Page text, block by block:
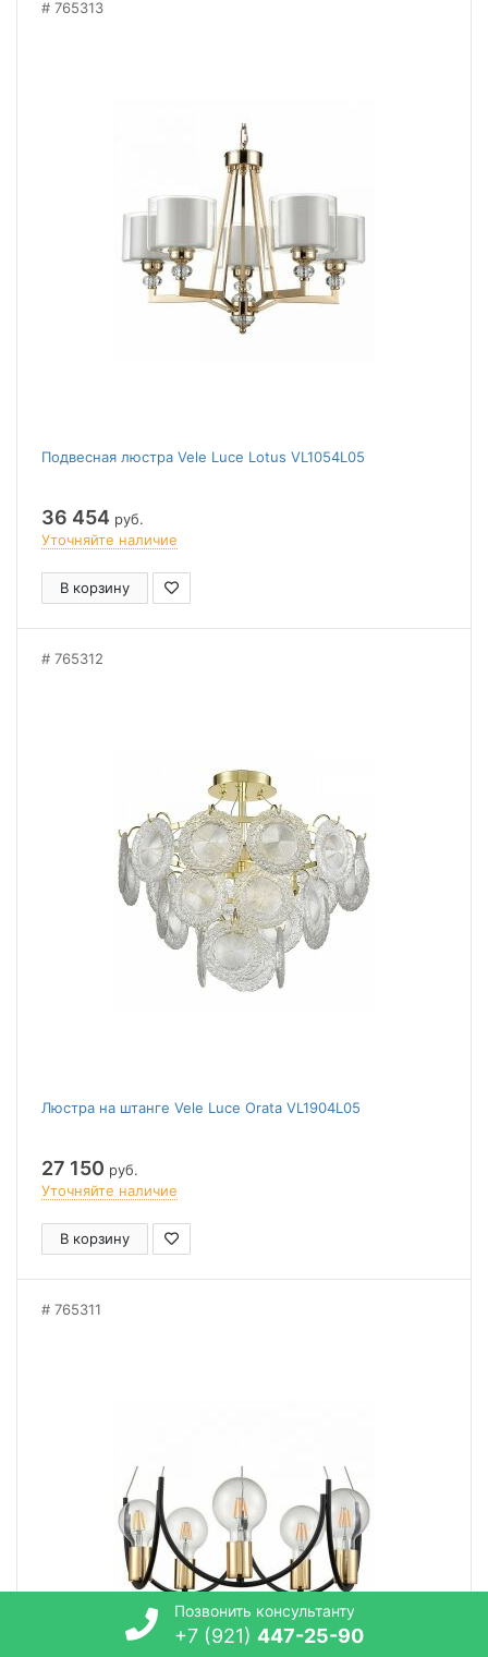
765313
Подвесная люстра Vele Luce Lotus VL1054L05
36 454 руб.
Уточняйте наличие
В корзину
765312
Люстра на штанге Vele Luce Orata VL1904L05
27 150 руб.
Уточняйте наличие
В корзину
765311
Позвонить консультанту
+7 (921) 447-25-90